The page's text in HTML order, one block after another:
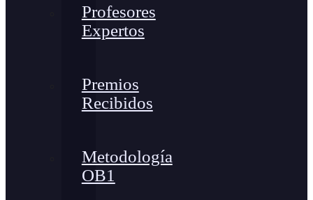
Profesores
Expertos
Premios
Recibidos
Metodología
OB1